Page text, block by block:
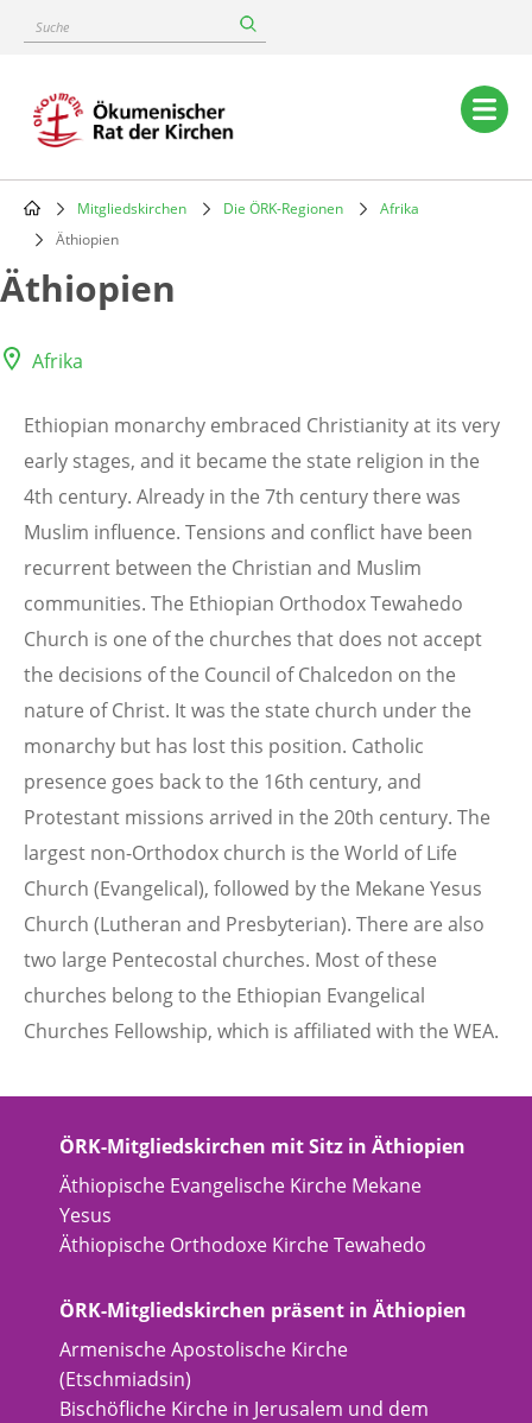
content
Suche
Main
navigation
Breadcrumb
Mitgliedskirchen Die ÖRK-Regionen
Afrika
Äthiopien
Äthiopien
Afrika
Ethiopian monarchy embraced Christianity at its very
early stages, and it became the state religion in the
4th century. Already in the 7th century there was
Muslim influence. Tensions and conflict have been
recurrent between the Christian and Muslim
communities. The Ethiopian Orthodox Tewahedo
Church is one of the churches that does not accept
the decisions of the Council of Chalcedon on the
nature of Christ. It was the state church under the
monarchy but has lost this position. Catholic
presence goes back to the 16th century, and
Protestant missions arrived in the 20th century. The
largest non-Orthodox church is the World of Life
Church (Evangelical), followed by the Mekane Yesus
Church (Lutheran and Presbyterian). There are also
two large Pentecostal churches. Most of these
churches belong to the Ethiopian Evangelical
Churches Fellowship, which is affiliated with the WEA.
ÖRK-Mitgliedskirchen mit Sitz in Äthiopien
Äthiopische Evangelische Kirche Mekane
Yesus
Äthiopische Orthodoxe Kirche Tewahedo
ÖRK-Mitgliedskirchen präsent in Äthiopien
Armenische Apostolische Kirche
(Etschmiadsin)
Bischöfliche Kirche in Jerusalem und dem